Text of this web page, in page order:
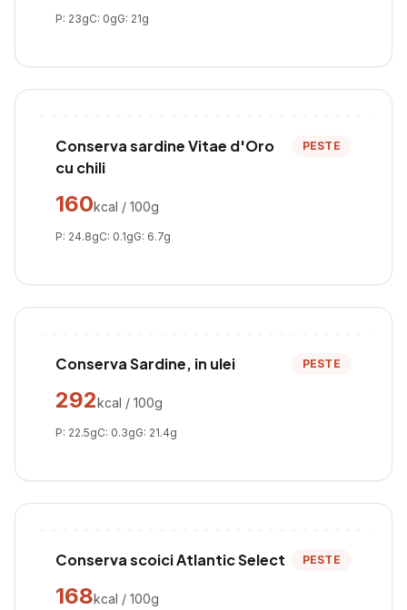
P: 23gC: 0gG: 21g
Conserva sardine Vitae d'Oro
cu chili
PESTE
160kcal / 100g
P: 24.8gC: 0.1gG: 6.7g
Conserva Sardine, in ulei PESTE
292kcal / 100g
P: 22.5gC: 0.3gG: 21.4g
Conserva scoici Atlantic Select PESTE
168kcal / 100g